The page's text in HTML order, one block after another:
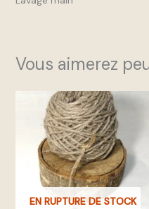
Vous aimerez
EN RUPTURE DE STOCK